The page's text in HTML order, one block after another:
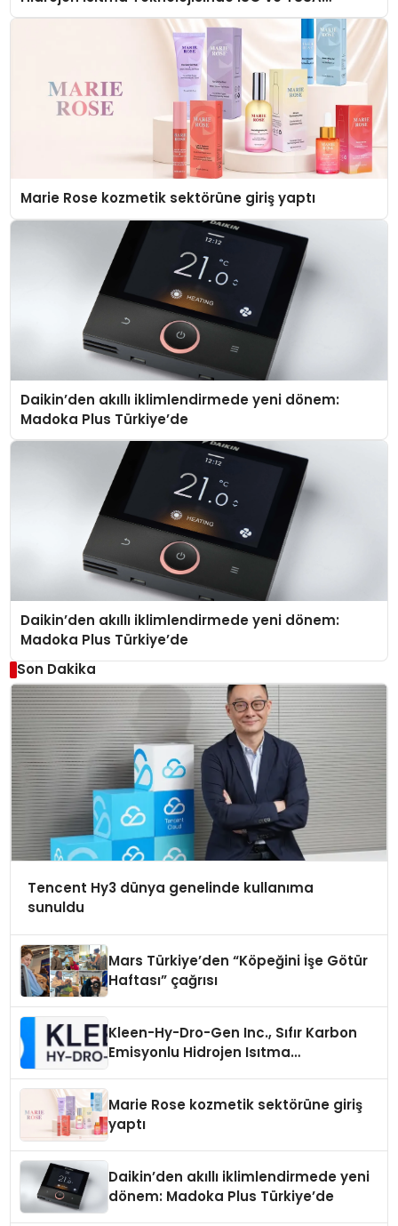
Düzenleyici Onaylarını Aldı
Marie Rose kozmetik sektörüne giriş yaptı
Daikin’den akıllı iklimlendirmede yeni dönem:
Madoka Plus Türkiye’de
Daikin’den akıllı iklimlendirmede yeni dönem:
Madoka Plus Türkiye’de
Son Dakika
Tencent Hy3 dünya genelinde kullanıma
sunuldu
Mars Türkiye’den “Köpeğini İşe Götür
Haftası” çağrısı
Kleen-Hy-Dro-Gen Inc., Sıfır Karbon
Emisyonlu Hidrojen Isıtma
Marie Rose kozmetik sektörüne giriş
yaptı
Daikin’den akıllı iklimlendirmede yeni
dönem: Madoka Plus Türkiye’de